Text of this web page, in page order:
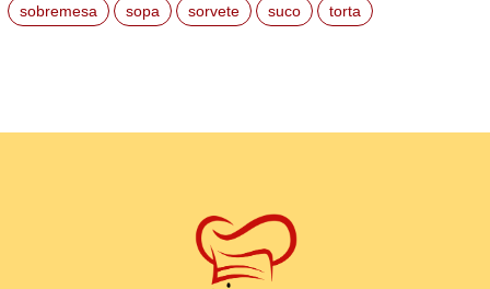
sobremesa
sopa sorvete suco torta